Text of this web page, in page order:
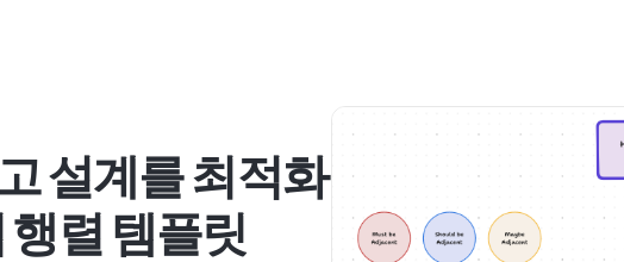
설계를 최적화
렬 템플릿